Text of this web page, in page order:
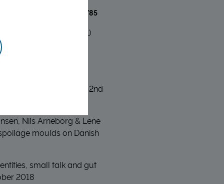
FMICB.2021.662785
& Arneborg, N. (2021)
with cheese.
dag. 2nd
Nils Arneborg & Lene
moulds on Danish
small talk and gut
2018